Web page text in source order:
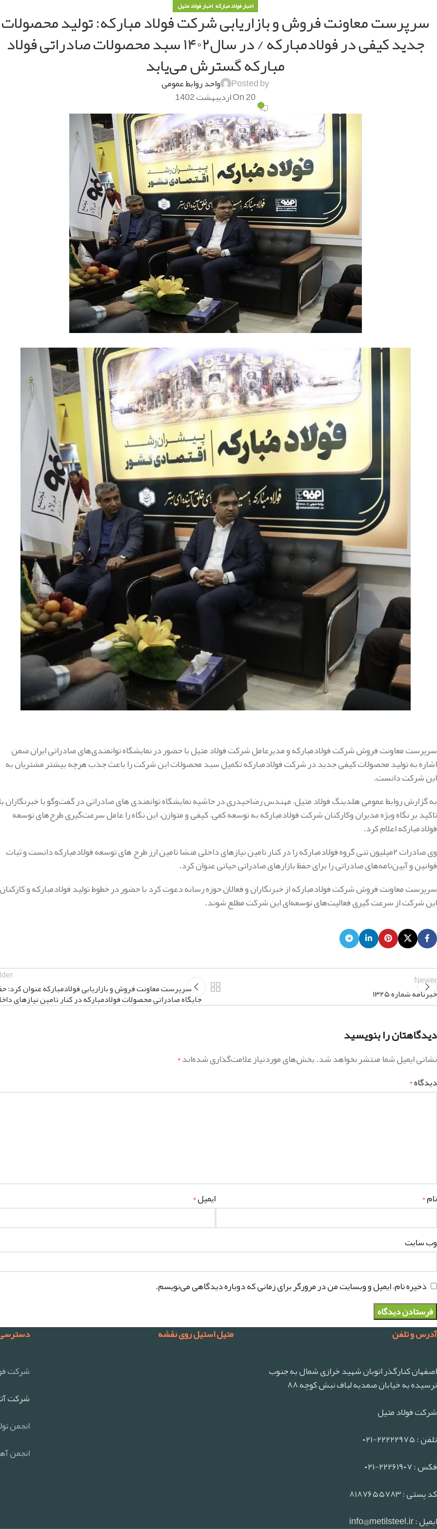
اخبار فولاد مبارکه,اخبار فولاد متیل
سرپرست معاونت فروش و بازاریابی شرکت فولاد مبارکه: تولید محصولات
جدید کیفی در فولادمبارکه / در سال۱۴۰۲ سبد محصولات صادراتی فولاد
مبارکه گسترش می‌یابد
Posted by واحد روابط عمومی
On 20 اردیبهشت 1402 ۰
سرپرست معاونت فروش شرکت فولادمبارکه و مدیرعامل شرکت فولاد متیل با حضور در نمایشگاه توانمندی‌های صادراتی ایران ضمن
اشاره به تولید محصولات کیفی جدید در شرکت فولادمبارکه تکمیل سبد محصولات این شرکت را باعث جذب هرچه بیشتر مشتریان به
این شرکت دانست.
به گزارش روابط عمومی هلدینگ فولاد متیل، مهندس رضاحیدری در حاشیه نمایشگاه توانمندی های صادراتی در گفت‌وگو با خبرنگاران با
تاکید بر نگاه ویژه مدیران و‌کارکنان شرکت فولادمبارکه به توسعه کمی، کیفی و متوازن، این نگاه را عامل سرعت‌گیری طرح‌های توسعه
فولادمبارکه اعلام کرد.
وی صادرات ۲میلیون تنی گروه فولادمبارکه را در کنار تامین نیازهای داخلی منشا تامین ارز طرح های توسعه فولادمبارکه دانست و ثبات
قوانین و آیین‌نامه‌های صادراتی را برای حفظ بازارهای صادراتی حیاتی عنوان کرد.
سرپرست معاونت فروش شرکت فولادمبارکه از خبرنگاران و فعالان حوزه رسانه دعوت کرد با حضور در خطوط تولید فولادمبارکه و کارکنان
این شرکت از سرعت گیری فعالیت‌های توسعه‌ای این شرکت مطلع شوند.
Newer
خبرنامه شماره ۱۳۲۵
سرپرست معاونت فروش و بازاریابی فولادمبارکه عنوان کرد:
جایگاه صادراتی محصولات فولادمبارکه در کنار تامین نیازهای
دیدگاهتان را بنویسید
نشانی ایمیل شما منتشر نخواهد شد.بخش‌های موردنیاز علامت‌گذاری شده‌اند*
دیدگاه*
نام* ایمیل*
وب‌ سایت
ذخیره نام، ایمیل و وبسایت من در مرورگر برای زمانی که دوباره دیدگاهی می‌نویسم.
آدرس و تلفن
اصفهان کنارگذر اتوبان شهید خرازی شمال به جنوب
نرسیده به خیابان صمدیه لباف نبش کوچه ۸۸
شرکت فولاد متیل
تلفن : ۲۲۲۲۲۹۷۵-۰۲۱
فکس : ۲۲۲۶۱۹۰۷-۰۲۱
کد پستی : ۸۱۸۷۶۵۵۷۸۳
ایمیل : info@metilsteel.ir
متیل استیل روی نقشه
شرکت
شرکت
انجمن
انجمن